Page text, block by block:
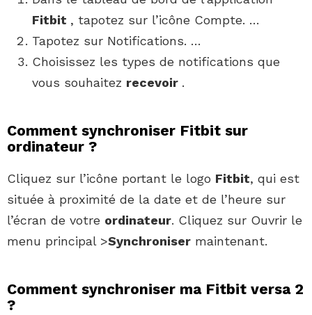
Fitbit , tapotez sur l’icône Compte. …
Tapotez sur Notifications. …
Choisissez les types de notifications que
vous souhaitez recevoir .
Comment synchroniser Fitbit sur
ordinateur ?
Cliquez sur l’icône portant le logo Fitbit, qui est
située à proximité de la date et de l’heure sur
l’écran de votre ordinateur. Cliquez sur Ouvrir le
menu principal >Synchroniser maintenant.
Comment synchroniser ma Fitbit versa 2
?